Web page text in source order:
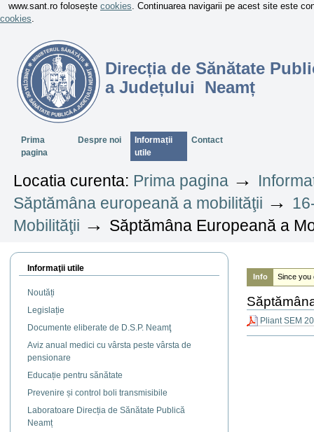
www.sant.ro folosește cookies. Continuarea navigarii pe acest site este
cookies.
Direcția de Sănătate
a Județului Neamț
SectiuniPrima
pagina
Despre noi
Informații
utile
Contact
Locatia curenta: Prima pagina →
Săptămâna europeană a mobilităţii →
Mobilităţii → Săptămâna Europeană a
Informaţii utile
Noutăți
Legislație
Documente eliberate de D.S.P. Neamţ
Aviz anual medici cu vârsta peste vârsta de
pensionare
Educație pentru sănătate
Prevenire și control boli transmisibile
Laboratoare Direcția de Sănătate Publică
Neamț
Info Since you
Pliant SEM